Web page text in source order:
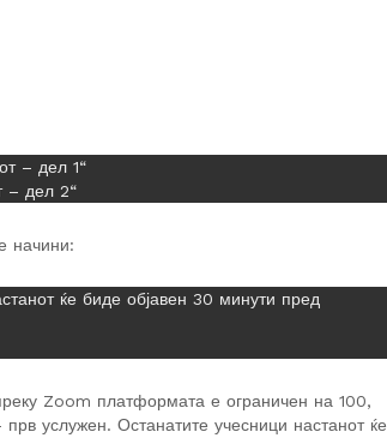
– дел 1“
– дел 2“
начини:
ќе биде објавен 30 минути пред
Zoom платформата е ограничен на 100,
услужен. Останатите учесници настанот ќе